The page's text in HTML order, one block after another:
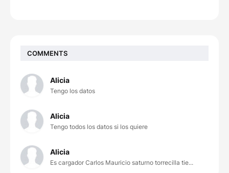
COMMENTS
Alicia
Tengo los datos
Alicia
Tengo todos los datos si los quiere
Alicia
Es cargador Carlos Mauricio saturno torrecilla tie...